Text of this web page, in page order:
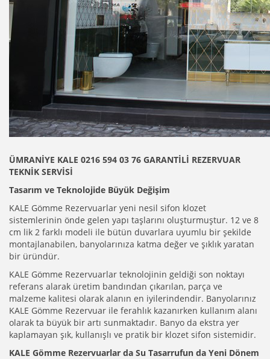
ÜMRANİYE KALE 0216 594 03 76 GARANTİLİ REZERVUAR
TEKNİK SERVİSİ
Tasarım ve Teknolojide Büyük Değişim
KALE Gömme Rezervuarlar yeni nesil sifon klozet
sistemlerinin önde gelen yapı taşlarını oluşturmuştur. 12 ve 8
cm lik 2 farklı modeli ile bütün duvarlara uyumlu bir şekilde
montajlanabilen, banyolarınıza katma değer ve şıklık yaratan
bir üründür.
KALE Gömme Rezervuarlar teknolojinin geldiği son noktayı
referans alarak üretim bandından çıkarılan, parça ve
malzeme kalitesi olarak alanın en iyilerindendir. Banyolarınız
KALE Gömme Rezervuar ile ferahlık kazanırken kullanım alanı
olarak ta büyük bir artı sunmaktadır. Banyo da ekstra yer
kaplamayan şık, kullanışlı ve pratik bir klozet sifon sistemidir.
KALE Gömme Rezervuarlar da Su Tasarrufun da Yeni Dönem